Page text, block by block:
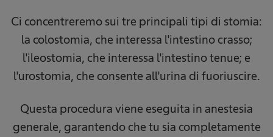
Ci concentreremo sui tre principali tipi di stomia:
la colostomia, che interessa l'intestino crasso;
l'ileostomia, che interessa l'intestino tenue; e
l'urostomia, che consente all'urina di fuoriuscire.
Questa procedura viene eseguita in anestesia
generale, garantendo che tu sia completamente